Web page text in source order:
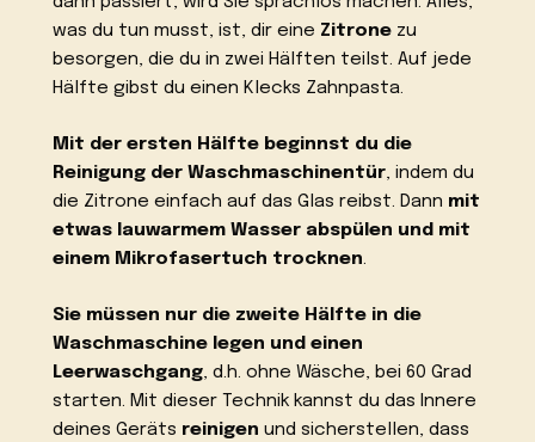
was du tun musst, ist, dir eine Zitrone zu
besorgen, die du in zwei Hälften teilst. Auf jede
Hälfte gibst du einen Klecks Zahnpasta.
Mit der ersten Hälfte beginnst du die
Reinigung der Waschmaschinentür, indem du
die Zitrone einfach auf das Glas reibst. Dann mit
etwas lauwarmem Wasser abspülen und mit
einem Mikrofasertuch trocknen.
Sie müssen nur die zweite Hälfte in die
Waschmaschine legen und einen
Leerwaschgang, d.h. ohne Wäsche, bei 60 Grad
starten. Mit dieser Technik kannst du das Innere
deines Geräts reinigen und sicherstellen, dass